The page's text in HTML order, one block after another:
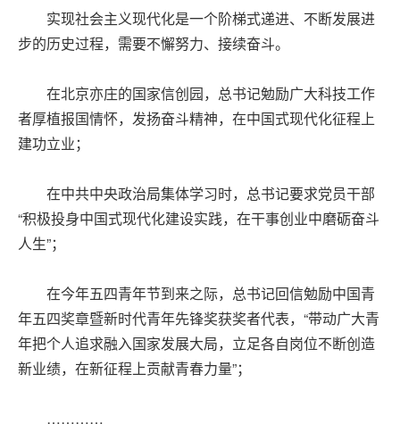
实现社会主义现代化是一个阶梯式递进、不断发展进
步的历史过程，需要不懈努力、接续奋斗。
在北京亦庄的国家信创园，总书记勉励广大科技工作
者厚植报国情怀，发扬奋斗精神，在中国式现代化征程上
建功立业；
在中共中央政治局集体学习时，总书记要求党员干部
“积极投身中国式现代化建设实践，在干事创业中磨砺奋斗
人生”；
在今年五四青年节到来之际，总书记回信勉励中国青
年五四奖章暨新时代青年先锋奖获奖者代表，“带动广大青
年把个人追求融入国家发展大局，立足各自岗位不断创造
新业绩，在新征程上贡献青春力量”；
…………